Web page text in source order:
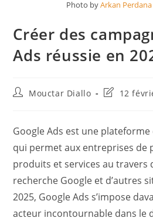
Photo byArkan Perdana
Créer des
Ads réussie en
Auteur/autrice
publication :
Mouctar Diallo
Dernière
la
12
Google Ads est une
qui permet aux entreprises de
produits et services au travers
recherche Google et d’autres
2025, Google Ads s’impose
acteur incontournable dans le